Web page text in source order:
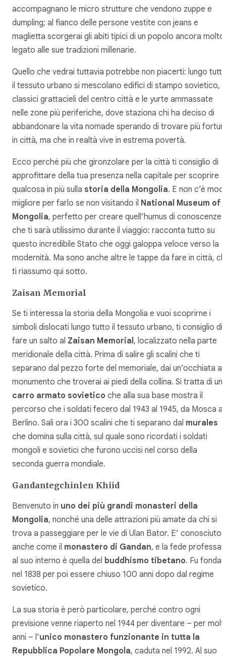
accompagnano le micro strutture che vendono zuppe e
dumpling; al fianco delle persone vestite con jeans e
maglietta scorgerai gli abiti tipici di un popolo ancora molto
legato alle sue tradizioni millenarie.
Quello che vedrai tuttavia potrebbe non piacerti: lungo
il tessuto urbano si mescolano edifici di stampo sovietico, i
classici grattacieli del centro città e le yurte ammassate
nelle zone più periferiche, dove staziona chi ha deciso di
abbandonare la vita nomade sperando di trovare più
in città, ma che in realtà vive in estrema povertà.
Ecco perché più che gironzolare per la città ti consiglio di
approfittare della tua presenza nella capitale per scoprire
qualcosa in più sulla storia della Mongolia. E non c’è
migliore per farlo se non visitando il National Museum of
Mongolia, perfetto per creare quell’humus di conoscenze
che ti sarà utilissimo durante il viaggio: racconta tutto su
questo incredibile Stato che oggi galoppa veloce verso la
modernità. Ma sono anche altre le tappe da fare in città,
ti riassumo qui sotto.
Zaisan Memorial
Se ti interessa la storia della Mongolia e vuoi scoprirne i
simboli dislocati lungo tutto il tessuto urbano, ti consiglio di
fare un salto al Zaisan Memorial, localizzato nella parte
meridionale della città. Prima di salire gli scalini che ti
separano dal pezzo forte del memoriale, dai un’occhiata al
monumento che troverai ai piedi della collina. Si tratta di un
carro armato sovietico che alla sua base mostra il
percorso che i soldati fecero dal 1943 al 1945, da Mosca a
Berlino. Sali ora i 300 scalini che ti separano dal murales
che domina sulla città, sul quale sono ricordati i soldati
mongoli e sovietici che furono uccisi nel corso della
seconda guerra mondiale.
Gandantegchinlen Khiid
Benvenuto in uno dei più grandi monasteri della
Mongolia, nonché una delle attrazioni più amate da chi si
trova a passeggiare per le vie di Ulan Bator. E’ conosciuto
anche come il monastero di Gandan, e la fede
al suo interno è quella del buddhismo tibetano. Fu
nel 1838 per poi essere chiuso 100 anni dopo dal regime
sovietico.
La sua storia è però particolare, perché contro ogni
previsione venne riaperto nel 1944 per diventare – per molti
anni – l’unico monastero funzionante in tutta la
Repubblica Popolare Mongola, caduta nel 1992. Al suo